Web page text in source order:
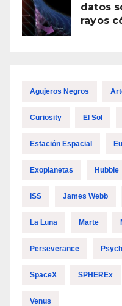
datos
rayos
Agujeros Negros
Curiosity El Sol
Estación Espacial
Exoplanetas Hubble
ISS James Webb
La Luna Marte
Perseverance
SpaceX SPHEREx
Venus